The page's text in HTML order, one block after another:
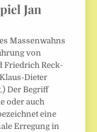
Jan
Massenwahns
von
Friedrich Reck-
Dieter
Der Begriff
oder auch
eine
Erregung in